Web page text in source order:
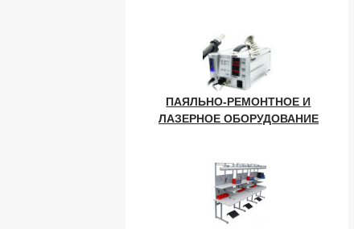
ПАЯЛЬНО-РЕМОНТНОЕ И
ЛАЗЕРНОЕ ОБОРУДОВАНИЕ